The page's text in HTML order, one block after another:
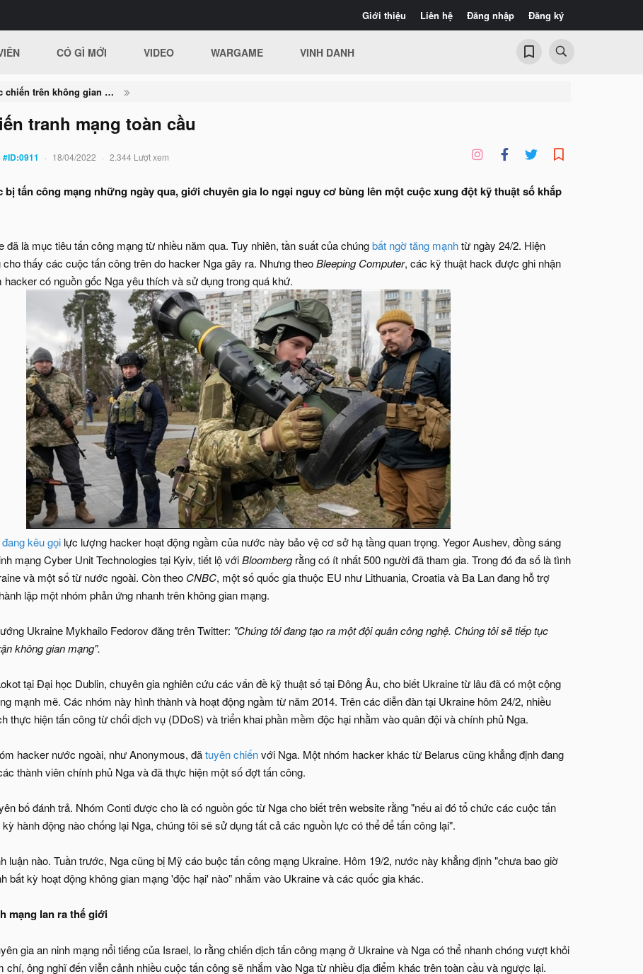
Giới thiệu Liên hệ Đăng nhập Đăng ký
CÓ GÌ MỚI VIDEO WARGAME VINH DANH
Nga - Ukraine và cuộc chiến trên không gian mạng
tranh mạng toàn cầu
18/04/2022 2.344 Lượt xem
bị tấn công mạng những ngày qua, giới chuyên gia lo ngại nguy cơ bùng lên một cuộc xung đột kỹ thuật số khắp
đã là mục tiêu tấn công mạng từ nhiều năm qua. Tuy nhiên, tần suất của chúngbất ngờ tăng mạnhtừ ngày 24/2. Hiện
thấy các cuộc tấn công trên do hacker Nga gây ra. Nhưng theoBleeping Computer, các kỹ thuật hack được ghi nhận
có nguồn gốc Nga yêu thích và sử dụng trong quá khứ.
đang kêu gọi lực lượng hacker hoạt động ngầm của nước này bảo vệ cơ sở hạ tầng quan trọng. Yegor Aushev, đồng sáng
mạng Cyber Unit Technologies tại Kyiv, tiết lộ vớiBloombergrằng có ít nhất 500 người đã tham gia. Trong đó đa số là tình
và một số từ nước ngoài. Còn theo CNBC, một số quốc gia thuộc EU như Lithuania, Croatia và Ba Lan đang hỗ trợ
lập một nhóm phản ứng nhanh trên không gian mạng.
Ukraine Mykhailo Fedorov đăng trên Twitter: "Chúng tôi đang tạo ra một đội quân công nghệ. Chúng tôi sẽ tiếp tục
không gian mạng".
tại Đại học Dublin, chuyên gia nghiên cứu các vấn đề kỹ thuật số tại Đông Âu, cho biết Ukraine từ lâu đã có một cộng
mạnh mẽ. Các nhóm này hình thành và hoạt động ngầm từ năm 2014. Trên các diễn đàn tại Ukraine hôm 24/2, nhiều
thực hiện tấn công từ chối dịch vụ (DDoS) và triển khai phần mềm độc hại nhằm vào quân đội và chính phủ Nga.
hacker nước ngoài, như Anonymous, đãtuyên chiếnvới Nga. Một nhóm hacker khác từ Belarus cũng khẳng định đang
thành viên chính phủ Nga và đã thực hiện một số đợt tấn công.
bố đánh trả. Nhóm Conti được cho là có nguồn gốc từ Nga cho biết trên website rằng "nếu ai đó tổ chức các cuộc tấn
hành động nào chống lại Nga, chúng tôi sẽ sử dụng tất cả các nguồn lực có thể để tấn công lại".
luận nào. Tuần trước, Nga cũng bị Mỹ cáo buộc tấn công mạng Ukraine. Hôm 19/2, nước này khẳng định "chưa bao giờ
bất kỳ hoạt động không gian mạng 'độc hại' nào" nhắm vào Ukraine và các quốc gia khác.
mạng lan ra thế giới
gia an ninh mạng nổi tiếng của Israel, lo rằng chiến dịch tấn công mạng ở Ukraine và Nga có thể nhanh chóng vượt khỏi
chí, ông nghĩ đến viễn cảnh nhiều cuộc tấn công sẽ nhắm vào Nga từ nhiều địa điểm khác trên toàn cầu và ngược lại.